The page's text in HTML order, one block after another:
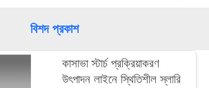
বিশদ প্রকাশ
কাসাভা স্টার্চ প্রক্রিয়াকরণ
উৎপাদন লাইনে স্থিতিশীল স্লারি